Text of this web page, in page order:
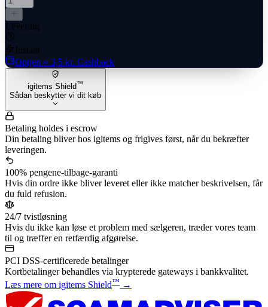
Levering
Instant
Optjen ≈ 3,5 kr. Cashback
igitems Shield™
Sådan beskytter vi dit køb
Betaling holdes i escrow
Din betaling bliver hos igitems og frigives først, når du bekræfter
leveringen.
100% pengene-tilbage-garanti
Hvis din ordre ikke bliver leveret eller ikke matcher beskrivelsen, får
du fuld refusion.
24/7 tvistløsning
Hvis du ikke kan løse et problem med sælgeren, træder vores team
til og træffer en retfærdig afgørelse.
PCI DSS-certificerede betalinger
Kortbetalinger behandles via krypterede gateways i bankkvalitet.
Læs mere om igitems Shield™ →